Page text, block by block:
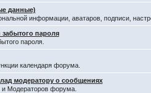
данные)
информации, аватаров, подписи,
забытого пароля
пароля.
календаря форума.
модератору о сообщениях
и Модераторов форума.